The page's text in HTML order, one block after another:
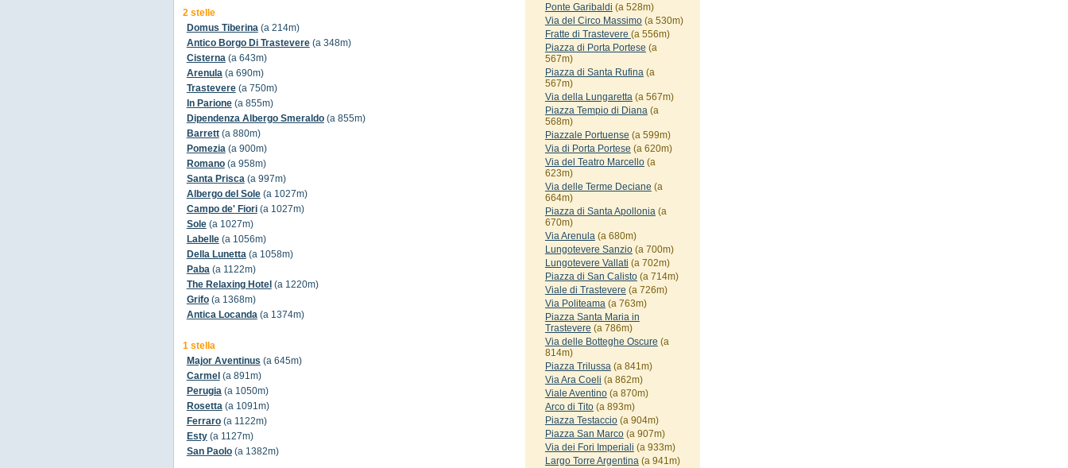
2 stelle
Domus Tiberina(a 214m)
Antico Borgo Di Trastevere(a 348m)
Cisterna(a 643m)
Arenula(a 690m)
Trastevere(a 750m)
In Parione(a 855m)
Dipendenza Albergo Smeraldo(a 855m)
Barrett(a 880m)
Pomezia(a 900m)
Romano(a 958m)
Santa Prisca(a 997m)
Albergo del Sole(a 1027m)
Campo de' Fiori(a 1027m)
Sole(a 1027m)
Labelle(a 1056m)
Della Lunetta(a 1058m)
Paba(a 1122m)
The Relaxing Hotel (a 1220m)
Grifo(a 1368m)
Antica Locanda(a 1374m)
1 stella
Major Aventinus (a 645m)
Carmel (a 891m)
Perugia(a 1050m)
Rosetta(a 1091m)
Ferraro(a 1122m)
Esty(a 1127m)
San Paolo(a 1382m)
Ponte Garibaldi (a 528m)
Via del Circo Massimo(a 530m)
Fratte di Trastevere (a 556m)
Piazza di Porta Portese (a
567m)
Piazza di Santa Rufina(a
567m)
Via della Lungaretta(a 567m)
Piazza Tempio di Diana(a
568m)
Piazzale Portuense (a 599m)
Via di Porta Portese (a 620m)
Via del Teatro Marcello(a
623m)
Via delle Terme Deciane (a
664m)
Piazza di Santa Apollonia(a
670m)
Via Arenula(a 680m)
Lungotevere Sanzio(a 700m)
Lungotevere Vallati (a 702m)
Piazza di San Calisto(a 714m)
Viale di Trastevere (a 726m)
Via Politeama(a 763m)
Piazza Santa Maria in
Trastevere (a 786m)
Via delle Botteghe Oscure (a
814m)
Piazza Trilussa(a 841m)
Via Ara Coeli (a 862m)
Viale Aventino(a 870m)
Arco di Tito(a 893m)
Piazza Testaccio(a 904m)
Piazza San Marco(a 907m)
Via dei Fori Imperiali (a 933m)
Largo Torre Argentina(a 941m)